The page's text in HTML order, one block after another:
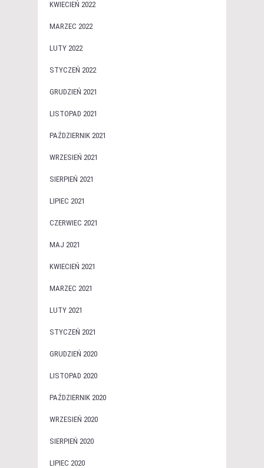
KWIECIEŃ 2022
MARZEC 2022
LUTY 2022
STYCZEŃ 2022
GRUDZIEŃ 2021
LISTOPAD 2021
PAŹDZIERNIK 2021
WRZESIEŃ 2021
SIERPIEŃ 2021
LIPIEC 2021
CZERWIEC 2021
MAJ 2021
KWIECIEŃ 2021
MARZEC 2021
LUTY 2021
STYCZEŃ 2021
GRUDZIEŃ 2020
LISTOPAD 2020
PAŹDZIERNIK 2020
WRZESIEŃ 2020
SIERPIEŃ 2020
LIPIEC 2020